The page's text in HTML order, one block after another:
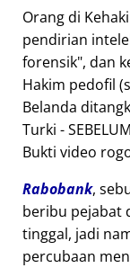
Orang di
pendirian
forensik , dan
Hakim pedofil
Belanda
Turki -
Bukti video
Rabobank,
beribu pejabat
tinggal, jadi
percubaan